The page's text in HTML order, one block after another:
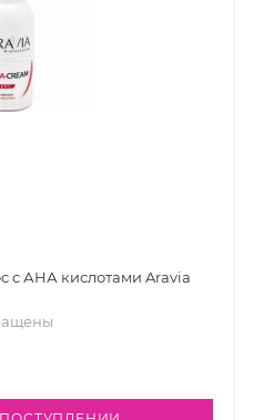
с АНА кислотами Aravia